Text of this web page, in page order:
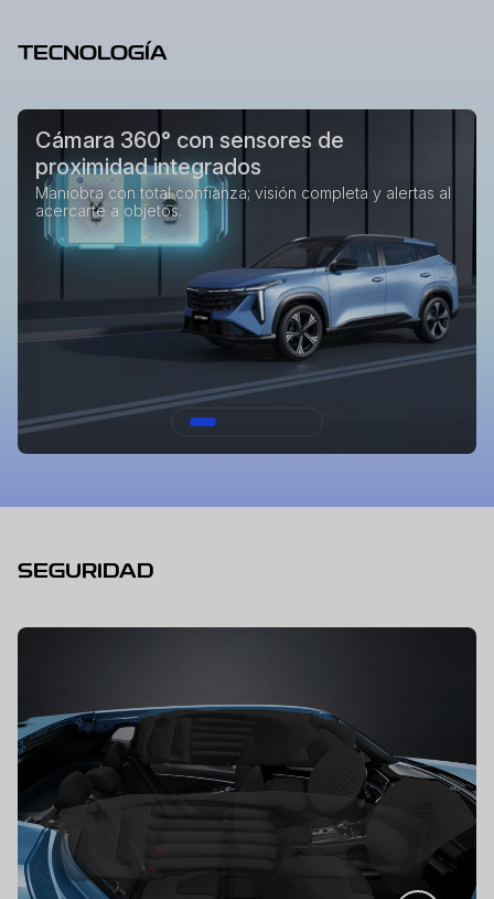
TECNOLOGÍA
Cámara 360° con sensores de
proximidad integrados
Maniobra con total confianza; visión completa y alertas al
acercarte a objetos.
SEGURIDAD